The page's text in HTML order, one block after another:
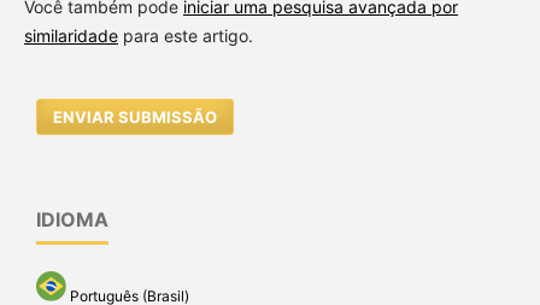
Você também pode iniciar uma pesquisa avançada por
similaridadepara este artigo.
ENVIAR SUBMISSÃO
IDIOMA
Português (Brasil)